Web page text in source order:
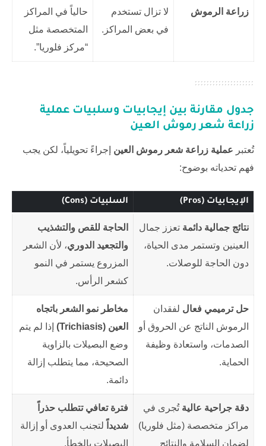
زراعة الرموش
لا تزال تستخدم
في بعض المراكز.
حالياً في المراكز
المتخصصة مثل
“مركز فلوريا”.
جدول مقارنة بين إيجابيات وسلبيات عملية
زراعة شعر رموش العين
تُعتبر عملية زراعة شعر رموش العين إجراءً تحويلياً، لكن يجب
فهم تحدياته بوضوح:
الإيجابيات (Pros) السلبيات (Cons)
نتائج جمالية دائمة تعزز جمال
العينين وتستمر مدى الحياة،
دون الحاجة للوصلات.
الحاجة للقص والتشذيب
والتجعيد الدوري، لأن الشعر
المزروع يستمر في النمو
كشعر الرأس.
حل ترميمي فعال لفقدان
الرموش الناتج عن الحروق أو
الصدمات، واستعادة وظيفة
الحماية.
مخاطر نمو الشعر باتجاه
العين (Trichiasis)
إذا لم يتم
وضع البصيلات بالزاوية
الصحيحة، مما يتطلب إزالة
دائمة.
دقة جراحية عالية تُجرى في
مراكز متخصصة (مثل فلوريا)
لضمان السلامة والنتائج
فترة تعافي تتطلب حذراً
شديداً لتجنب العدوى أو إزالة
البصيلات بالخطأ.